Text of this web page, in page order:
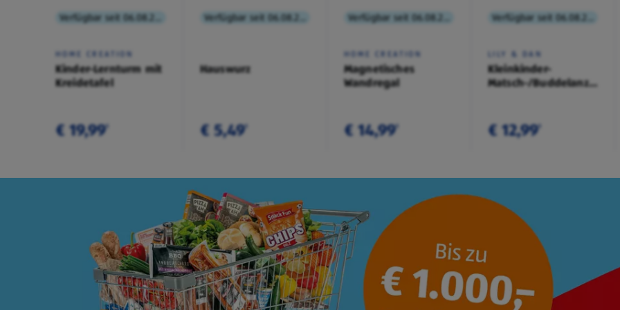
HOME CREATION
Kinder-Lernturm mit
Kreidetafel
€ 19,99¹
Hauswurz
€ 5,49¹
HOME CREATION
Magnetisches
Wandregal
€ 14,99¹
LILY & DAN
Kleinkinder-
Matsch-/Buddelanzug/-
€ 12,99¹